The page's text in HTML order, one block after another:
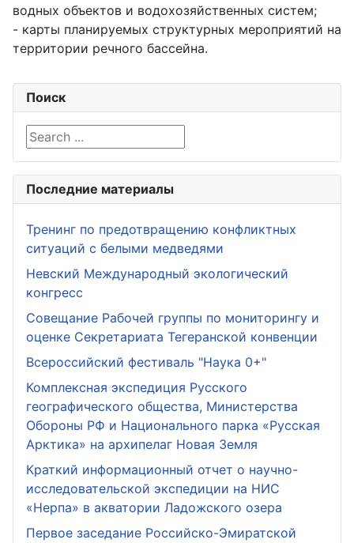
водных объектов и водохозяйственных систем;
- карты планируемых структурных мероприятий на
территории речного бассейна.
Поиск
Search ...
Последние материалы
Тренинг по предотвращению конфликтных
ситуаций с белыми медведями
Невский Международный экологический
конгресс
Совещание Рабочей группы по мониторингу и
оценке Секретариата Тегеранской конвенции
Всероссийский фестиваль "Наука 0+"
Комплексная экспедиция Русского
географического общества, Министерства
Обороны РФ и Национального парка «Русская
Арктика» на архипелаг Новая Земля
Краткий информационный отчет о научно-
исследовательской экспедиции на НИС
«Нерпа» в акватории Ладожского озера
Первое заседание Российско-Эмиратской